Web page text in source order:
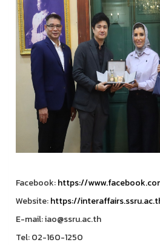
Facebook:https://
Website:https://
E-mail: iao@ssru.ac.th
Tel: 02-160-1250